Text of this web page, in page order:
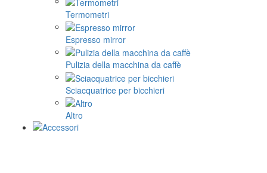
Termometri
Espresso mirror
Pulizia della macchina da caffè
Sciacquatrice per bicchieri
Altro